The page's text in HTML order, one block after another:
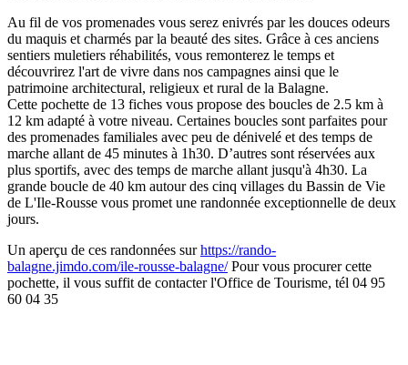
Au fil de vos promenades vous serez enivrés par les douces odeurs
du maquis et charmés par la beauté des sites. Grâce à ces anciens
sentiers muletiers réhabilités, vous remonterez le temps et
découvrirez l'art de vivre dans nos campagnes ainsi que le
patrimoine architectural, religieux et rural de la Balagne.
Cette pochette de 13 fiches vous propose des boucles de 2.5 km à
12 km adapté à votre niveau. Certaines boucles sont parfaites pour
des promenades familiales avec peu de dénivelé et des temps de
marche allant de 45 minutes à 1h30. D’autres sont réservées aux
plus sportifs, avec des temps de marche allant jusqu'à 4h30. La
grande boucle de 40 km autour des cinq villages du Bassin de Vie
de L'Ile-Rousse vous promet une randonnée exceptionnelle de deux
jours.
Un aperçu de ces randonnées surhttps://rando-
balagne.jimdo.com/ile-rousse-balagne/Pour vous procurer cette
pochette, il vous suffit de contacter l'Office de Tourisme, tél 04 95
60 04 35